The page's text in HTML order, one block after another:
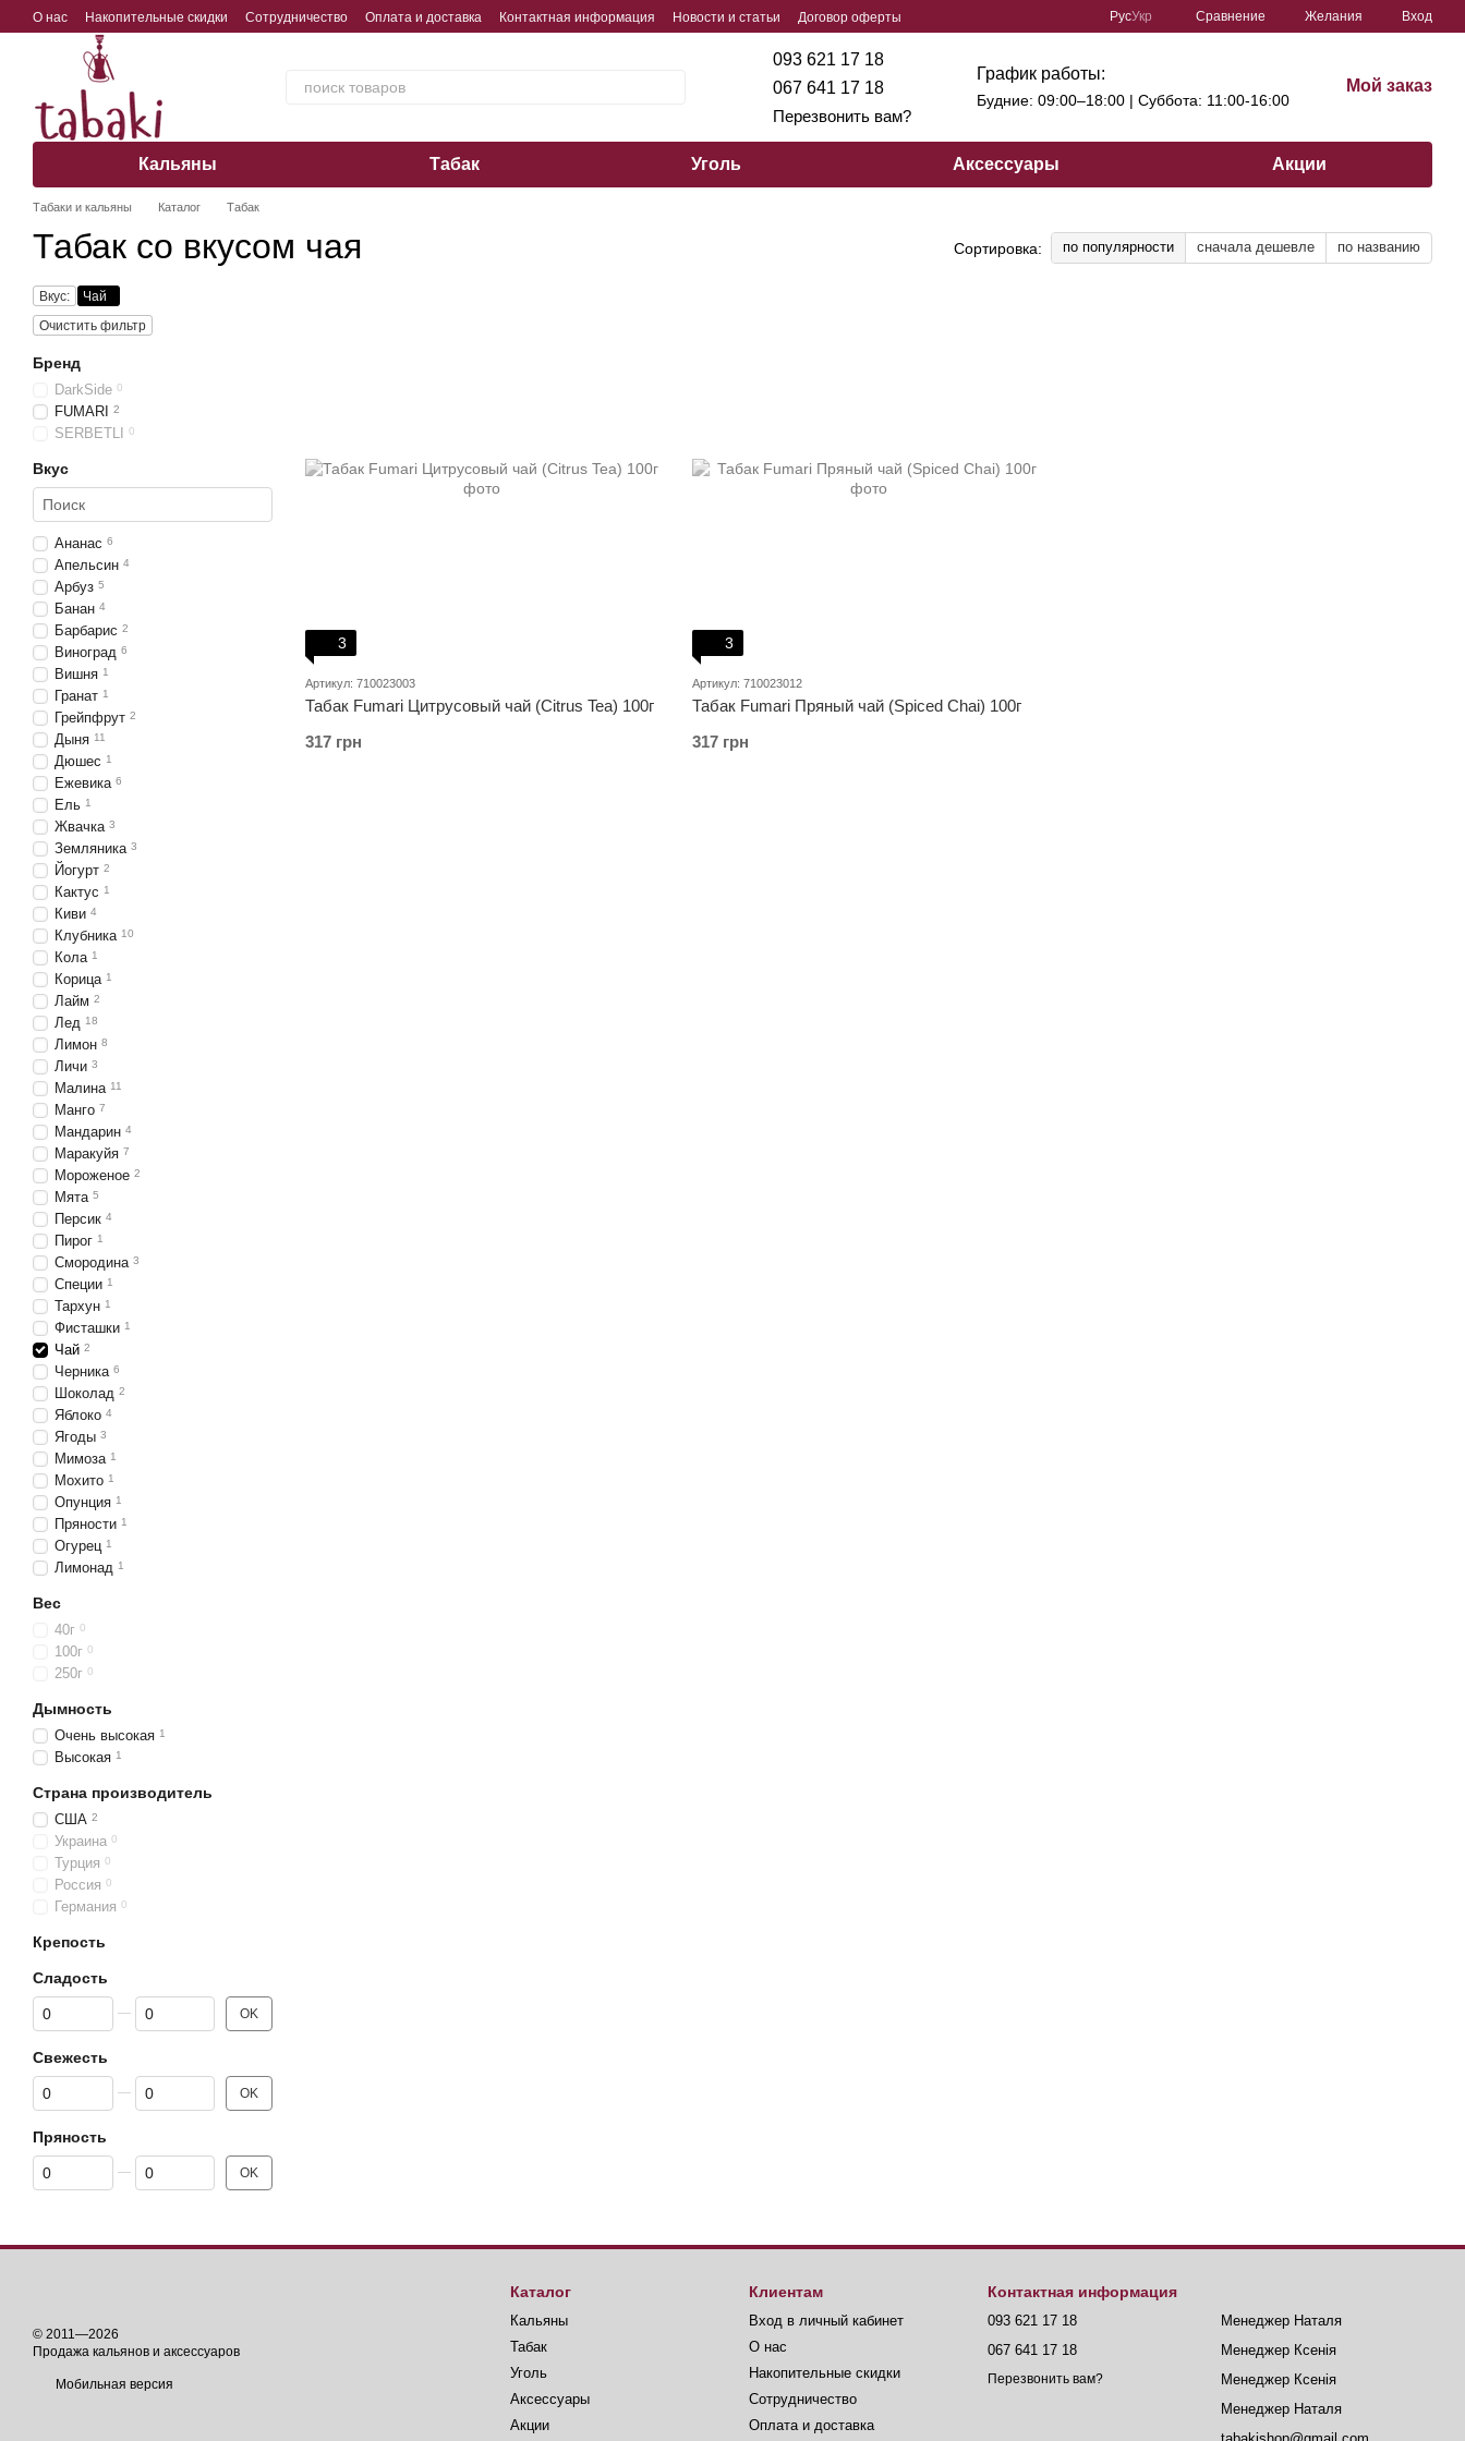
Перейти к основному контенту
О нас Накопительные скидки Сотрудничество Оплата и доставка Контактная информация Новости и статьи
Договор оферты
Обмен, возврат, гарантия
РусУкр Сравнение Желания Вход
093 621 17 18
067 641 17 18
Перезвонить вам?
График работы:
Будние: 09:00–18:00 | Cуббота: 11:00-16:00
Мой заказ
Кальяны Табак Уголь Аксессуары Акции
Табаки и кальяны Каталог Табак
Табак со вкусом чая Сортировка: по популярности сначала дешевле по названию
3
Артикул: 710023003
Табак Fumari Цитрусовый чай (Citrus Tea) 100г
317 грн
3
Артикул: 710023012
Табак Fumari Пряный чай (Spiced Chai) 100г
317 грн
Вкус:
Чай
Очистить фильтр
Бренд
DarkSide 0
FUMARI 2
SERBETLI 0
Вкус
Ананас 6
Апельсин 4
Арбуз 5
Банан 4
Барбарис 2
Виноград 6
Вишня 1
Гранат 1
Грейпфрут 2
Дыня 11
Дюшес 1
Ежевика 6
Ель 1
Жвачка 3
Земляника 3
Йогурт 2
Кактус 1
Киви 4
Клубника 10
Кола 1
Корица 1
Лайм 2
Лед 18
Лимон 8
Личи 3
Малина 11
Манго 7
Мандарин 4
Маракуйя 7
Мороженое 2
Мята 5
Персик 4
Пирог 1
Смородина 3
Специи 1
Тархун 1
Фисташки 1
Чай 2
Черника 6
Шоколад 2
Яблоко 4
Ягоды 3
Мимоза 1
Мохито 1
Опунция 1
Пряности 1
Огурец 1
Лимонад 1
Вес
40г 0
100г 0
250г 0
Дымность
Очень высокая 1
Высокая 1
Страна производитель
США 2
Украина 0
Турция 0
Россия 0
Германия 0
Крепость
Сладость
От Сладость
До Сладость OK
Свежесть
От Свежесть
До Свежесть OK
Пряность
От Пряность
До Пряность OK
© 2011—2026
Продажа кальянов и аксессуаров
Мобильная версия
Каталог
Кальяны
Табак
Уголь
Аксессуары
Акции
Клиентам
Вход в личный кабинет
О нас
Накопительные скидки
Сотрудничество
Оплата и доставка
Контактная информация
093 621 17 18
067 641 17 18
Перезвонить вам?
Менеджер Наталя
Менеджер Ксенія
Менеджер Ксенія
Менеджер Наталя